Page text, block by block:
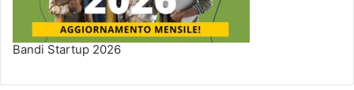
Bandi Startup 2026